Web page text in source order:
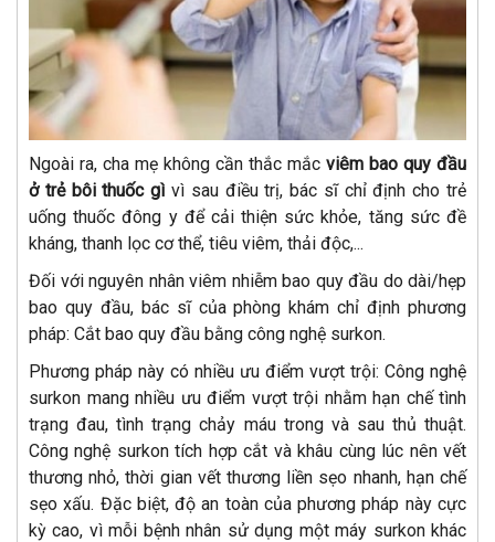
Ngoài ra, cha mẹ không cần thắc mắc viêm bao quy đầu
ở trẻ bôi thuốc gì vì sau điều trị, bác sĩ chỉ định cho trẻ
uống thuốc đông y để cải thiện sức khỏe, tăng sức đề
kháng, thanh lọc cơ thể, tiêu viêm, thải độc,...
Đối với nguyên nhân viêm nhiễm bao quy đầu do dài/hẹp
bao quy đầu, bác sĩ của phòng khám chỉ định phương
pháp: Cắt bao quy đầu bằng công nghệ surkon.
Phương pháp này có nhiều ưu điểm vượt trội: Công nghệ
surkon mang nhiều ưu điểm vượt trội nhằm hạn chế tình
trạng đau, tình trạng chảy máu trong và sau thủ thuật.
Công nghệ surkon tích hợp cắt và khâu cùng lúc nên vết
thương nhỏ, thời gian vết thương liền sẹo nhanh, hạn chế
sẹo xấu. Đặc biệt, độ an toàn của phương pháp này cực
kỳ cao, vì mỗi bệnh nhân sử dụng một máy surkon khác